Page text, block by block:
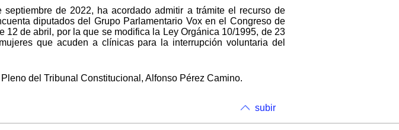
de 2022, ha acordado admitir a trámite el recurso de
diputados del Grupo Parlamentario Vox en el Congreso de
de abril, por la que se modifica la Ley Orgánica 10/1995, de 23
que acuden a clínicas para la interrupción voluntaria del
del Tribunal Constitucional, Alfonso Pérez Camino.
subir